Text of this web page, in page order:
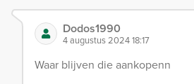
Dodos1990
4 augustus 2024 18:17
Waar blijven die aankopenn